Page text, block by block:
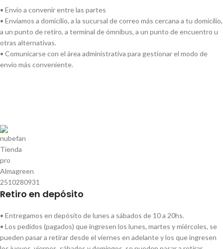
• Envío a convenir entre las partes
• Enviamos a domicilio, a la sucursal de correo más cercana a tu domicilio,
a un punto de retiro, a terminal de ómnibus, a un punto de encuentro u
otras alternativas.
• Comunicarse con el área administrativa para gestionar el modo de
envío más conveniente.
Retiro en depósito
• Entregamos en depósito de lunes a sábados de 10 a 20hs.
• Los pedidos (pagados) que ingresen los lunes, martes y miércoles, se
pueden pasar a retirar desde el viernes en adelante y los que ingresen